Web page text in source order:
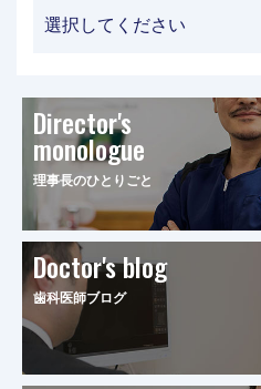
Director's
monologue
理事長のひとりごと
Doctor's blog
歯科医師ブログ